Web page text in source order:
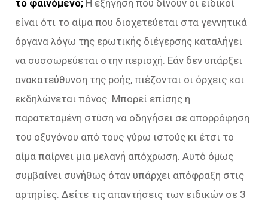
το φαινόμενο; Η εξήγηση που δίνουν οι ειδικοί
είναι ότι το αίμα που διοχετεύεται στα γεννητικά
όργανα λόγω της ερωτικής διέγερσης καταλήγει
να συσσωρεύεται στην περιοχή. Εάν δεν υπάρξει
ανακατεύθυνση της ροής, πιέζονται οι όρχεις και
εκδηλώνεται πόνος. Μπορεί επίσης η
παρατεταμένη στύση να οδηγήσει σε απορρόφηση
του οξυγόνου από τους γύρω ιστούς κι έτσι το
αίμα παίρνει μια μελανή απόχρωση. Αυτό όμως
συμβαίνει συνήθως όταν υπάρχει απόφραξη στις
αρτηρίες. Δείτε τις απαντήσεις των ειδικών σε 3